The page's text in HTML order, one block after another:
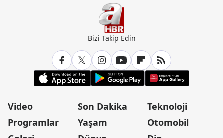
Bizi Takip Edin
Video
Programlar
Son Dakika
Yaşam
Teknoloji
Otomobil